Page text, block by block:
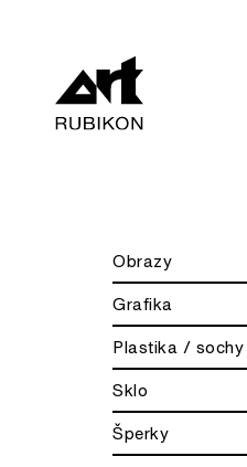
Obrazy
Grafika
Plastika / sochy
Sklo
Šperky